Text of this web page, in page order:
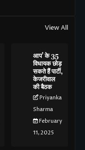
View All
आप’ के 35
विधायक छोड़
सकते हैं पार्टी,
केजरीवाल
की बैठक
Priyanka
Sharma
February
11, 2025